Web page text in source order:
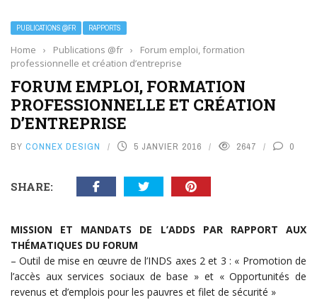
PUBLICATIONS @FR RAPPORTS
Home › Publications @fr ›
Forum emploi, formation
professionnelle et création d’entreprise
FORUM EMPLOI, FORMATION
PROFESSIONNELLE ET CRÉATION
D’ENTREPRISE
BY CONNEX DESIGN 5 JANVIER 2016 2647 0
SHARE:
MISSION ET MANDATS DE L’ADDS PAR RAPPORT AUX
THÉMATIQUES DU FORUM
– Outil de mise en œuvre de l’INDS axes 2 et 3 : « Promotion de
l’accès aux services sociaux de base » et « Opportunités de
revenus et d’emplois pour les pauvres et filet de sécurité »